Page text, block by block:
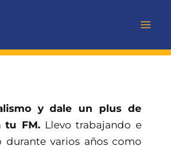
y dale un plus de
tu FM. Llevo trabajando e
durante varios años como